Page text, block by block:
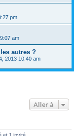
pm
am
autres ?
2013 10:40 am
Aller à